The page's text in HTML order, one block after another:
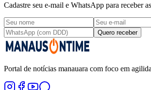
Cadastre seu e-mail e WhatsApp para receber
Quero receber
Portal de notícias manauara com foco em